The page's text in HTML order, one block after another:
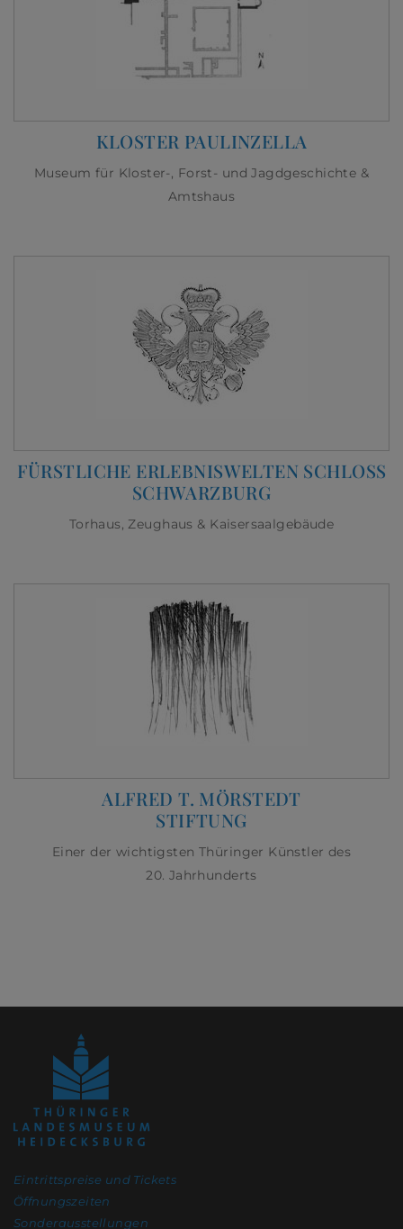
KLOSTER PAULINZELLA
Museum für Kloster-, Forst- und Jagdgeschichte &
Amtshaus
FÜRSTLICHE ERLEBNISWELTEN SCHLOSS
SCHWARZBURG
Torhaus, Zeughaus & Kaisersaalgebäude
ALFRED T. MÖRSTEDT
STIFTUNG
Einer der wichtigsten Thüringer Künstler des
20. Jahrhunderts
Eintrittspreise und Tickets
Öffnungszeiten
Sonderausstellungen